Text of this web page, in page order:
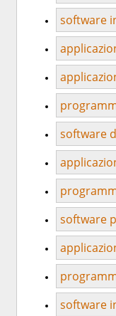
software
software
software
software